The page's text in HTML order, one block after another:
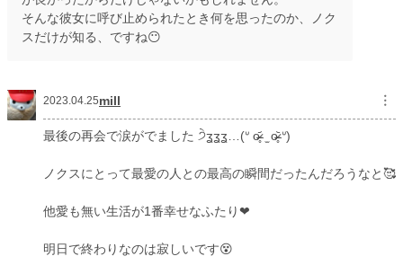
そんな彼女に呼び止められたとき何を思ったのか、ノク
スだけが知る、ですね😶
2023.04.25mill ︙
最後の再会で涙がでました ੭ੇʓʓʓ…(ᐡ o̴̶̷̥᷄ ̫ o̴̶̷̥᷅ ᐡ)
ノクスにとって最愛の人との最高の瞬間だったんだろうなと🥰
他愛も無い生活が1番幸せなふたり❤
明日で終わりなのは寂しいです😵